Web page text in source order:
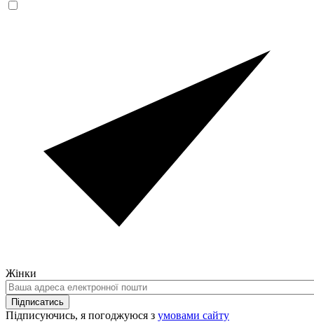
Жінки
Ваша
адреса
електронної
пошти
Підписатись
Підписуючись, я погоджуюся з умовами сайту